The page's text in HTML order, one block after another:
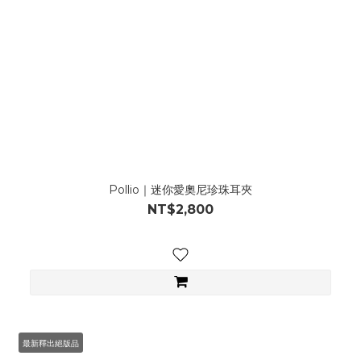
Pollio｜迷你愛奧尼珍珠耳夾
NT$2,800
最新釋出絕版品